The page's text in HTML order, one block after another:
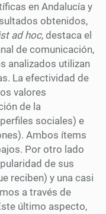
en Andalucía y
obtenidos,
ad hoc, destaca el
de comunicación,
analizados utilizan
La efectividad de
valores
de la
sociales) e
Ambos ítems
Por otro lado
de sus
reciben) y una casi
a través de
último aspecto,